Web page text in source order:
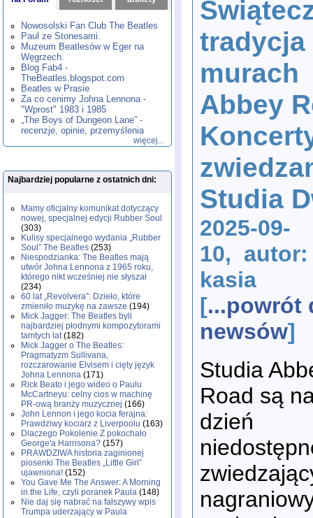
,1982,1983 ,1984,
1985,1986,1987 ,1988,1989,
1990, 1991,1992,1993
1995,1996 ,1997,1998 ,1999,
2000,2001, 2004
2005,2006, 2007
2010,2011,2012,2013,2014
2015,2016, 2017,
2020,2021,2022,2023,2024 ,
2025,2026
Nowosolski Fan Club The Beatles
Paul ze Stonesami.
Muzeum Beatlesów w Eger na
Węgrzech.
Blog Fab4 -
TheBeatles.blogspot.com
Beatles w Prasie
Za co cenimy Johna Lennona -
"Wprost" 1983 i 1985
„The Boys of Dungeon Lane” -
recenzje, opinie, przemyślenia
więcej...
Najbardziej popularne z ostatnich dni:
Mamy oficjalny komunikat dotyczący
nowej, specjalnej edycji Rubber Soul
(303)
Kulisy specjalnego wydania „Rubber
Soul” The Beatles (253)
Niespodzianka: The Beatles mają
utwór Johna Lennona z 1965 roku,
którego nikt wcześniej nie słyszał
(234)
60 lat „Revolvera”: Dzieło, które
zmieniło muzykę na zawsze (194)
Mick Jagger: The Beatles byli
najbardziej płodnymi kompozytorami
tamtych lat(182)
Mick Jagger o The Beatles:
Pragmatyzm Sullivana,
rozczarowanie Elvisem i cięty język
Johna Lennona (171)
Rick Beato i jego wideo o Paulu
McCartneyu: celny cios w machinę
PR-ową branży muzycznej (166)
John Lennon i jego kocia ferajna:
Prawdziwy kociarz z Liverpoolu (163)
Dlaczego Pokolenie Z pokochało
George'a Harrisona? (157)
PRAWDZIWA historia zaginionej
piosenki The Beatles „Little Girl”
ujawniona! (152)
You Gave Me The Answer: A Morning
in the Life, czyli poranek Paula (148)
Nie daj się nabrać na fałszywy wpis
Trumpa uderzający w Paula
tradycja
murach
Abbey
Studia
2025-09-
10, autor:
kasia
[...powrót
newsów]
Studia
Road są
dzień